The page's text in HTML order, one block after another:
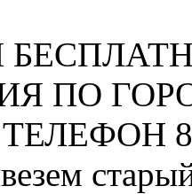
ПО
8